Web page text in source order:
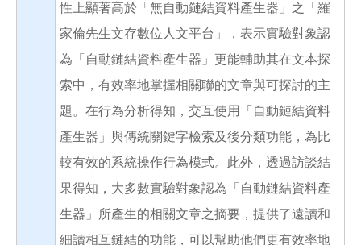
性上顯著高於「無自動鏈結資料產生器」之「羅
家倫先生文存數位人文平台」，表示實驗對象認
為「自動鏈結資料產生器」更能輔助其在文本探
索中，有效率地掌握相關聯的文章與可探討的主
題。在行為分析得知，交互使用「自動鏈結資料
產生器」與傳統關鍵字檢索及後分類功能，為比
較有效的系統操作行為模式。此外，透過訪談結
果得知，大多數實驗對象認為「自動鏈結資料產
生器」所產生的相關文章之摘要，提供了遠讀和
細讀相互鏈結的功能，可以幫助他們更有效率地